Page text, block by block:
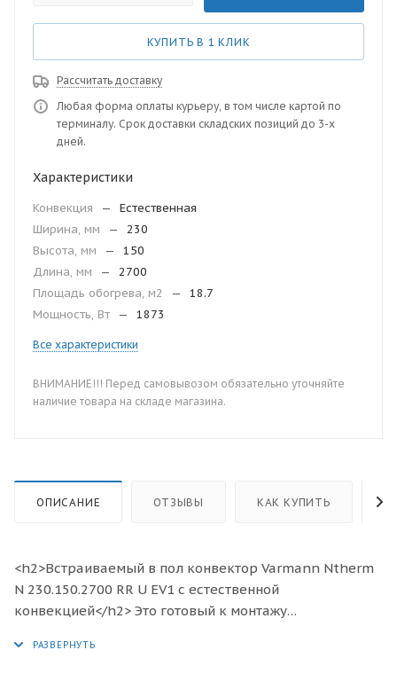
КУПИТЬ В 1 КЛИК
Рассчитать доставку
Любая форма оплаты курьеру, в том числе картой по
терминалу. Срок доставки складских позиций до 3-х
дней.
Характеристики
Конвекция —
Естественная
Ширина, мм
—
230
Высота, мм
—
150
Длина, мм
—
2700
Площадь обогрева, м2
—
18.7
Мощность, Вт
— 1873
Все характеристики
ВНИМАНИЕ!!! Перед самовывозом обязательно уточняйте
наличие товара на складе магазина.
ОПИСАНИЕ ОТЗЫВЫ КАК КУПИТЬ
<h2>Встраиваемый в пол конвектор Varmann Ntherm
N 230.150.2700 RR U EV1 с естественной
конвекцией</h2> Это готовый к монтажу
изоляции от холодного воздуха больших, доходящих